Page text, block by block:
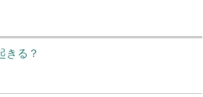
きる？